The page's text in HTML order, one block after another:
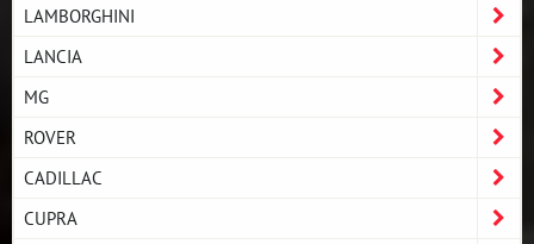
LAMBORGHINI
LANCIA
MG
ROVER
CADILLAC
CUPRA